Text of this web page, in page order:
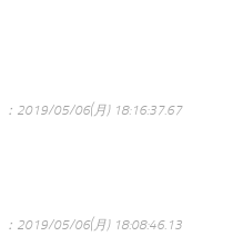
：2019/05/06(月) 18:16:37.67
：2019/05/06(月) 18:08:46.13